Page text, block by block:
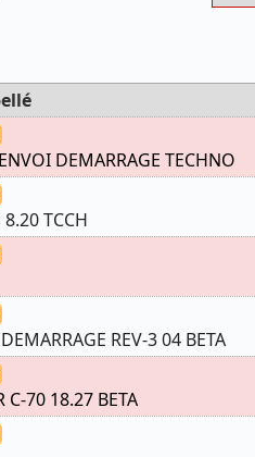
DEMARRAGE TECHNO
8.20 TCCH
REV-3 04 BETA
C-70 18.27 BETA